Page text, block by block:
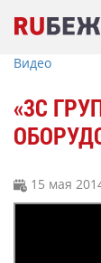
Видео
«3С
15 мая